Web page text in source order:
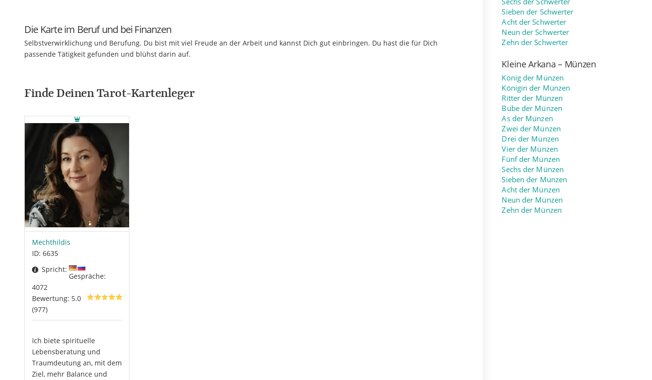
Die Karte im Beruf und bei Finanzen
Selbstverwirklichung und Berufung. Du bist mit viel Freude an der Arbeit und kannst Dich gut einbringen. Du hast die für Dich
passende Tätigkeit gefunden und blühst darin auf.
Finde Deinen Tarot-Kartenleger
Mechthildis
ID: 6635
Spricht:
Gespräche:
4072
Bewertung: 5.0
(977)
Ich biete spirituelle
Lebensberatung und
Traumdeutung an, mit dem
Ziel, mehr Balance und
Sieben der Schwerter
Acht der Schwerter
Neun der Schwerter
Zehn der Schwerter
Kleine Arkana – Münzen
König der Münzen
Königin der Münzen
Ritter der Münzen
Bube der Münzen
As der Münzen
Zwei der Münzen
Drei der Münzen
Vier der Münzen
Fünf der Münzen
Sechs der Münzen
Sieben der Münzen
Acht der Münzen
Neun der Münzen
Zehn der Münzen